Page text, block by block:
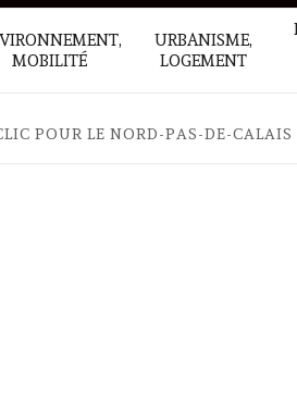
MOBILITÉ
URBANISME,
LOGEMENT
POUR LE NORD-PAS-DE-CALAIS